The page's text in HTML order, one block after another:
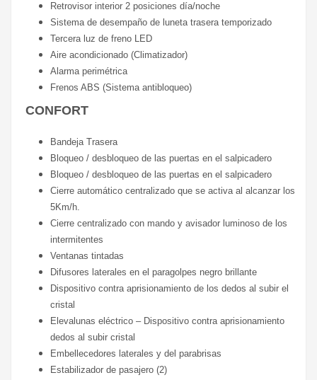
Retrovisor interior 2 posiciones día/noche
Sistema de desempaño de luneta trasera temporizado
Tercera luz de freno LED
Aire acondicionado (Climatizador)
Alarma perimétrica
Frenos ABS (Sistema antibloqueo)
CONFORT
Bandeja Trasera
Bloqueo / desbloqueo de las puertas en el salpicadero
Bloqueo / desbloqueo de las puertas en el salpicadero
Cierre automático centralizado que se activa al alcanzar los
5Km/h.
Cierre centralizado con mando y avisador luminoso de los
intermitentes
Ventanas tintadas
Difusores laterales en el paragolpes negro brillante
Dispositivo contra aprisionamiento de los dedos al subir el
cristal
Elevalunas eléctrico – Dispositivo contra aprisionamiento
dedos al subir cristal
Embellecedores laterales y del parabrisas
Estabilizador de pasajero (2)